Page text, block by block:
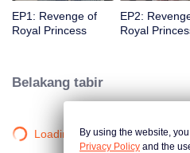
EP1: Revenge of
Royal Princess
EP2:
Royal
Belakang tabir
Loading…By using the website,
Privacy Policy and the